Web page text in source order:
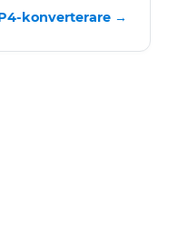
konverterare →